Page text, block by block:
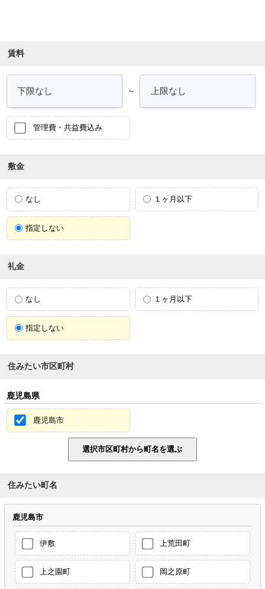
賃料
～
管理費・共益費込み
敷金
なし １ヶ月以下
指定しない
礼金
なし １ヶ月以下
指定しない
住みたい市区町村
鹿児島県
鹿児島市
住みたい町名
鹿児島市
伊敷 上荒田町
上之園町 岡之原町